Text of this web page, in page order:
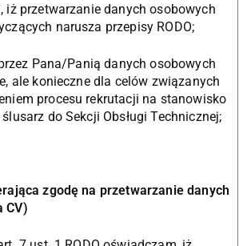
iż przetwarzanie danych osobowych
narusza przepisy RODO;
Pana/Panią danych osobowych
ale konieczne dla celów związanych
procesu rekrutacji na stanowisko
do Sekcji Obsługi Technicznej;
zgodę na przetwarzanie danych
CV)